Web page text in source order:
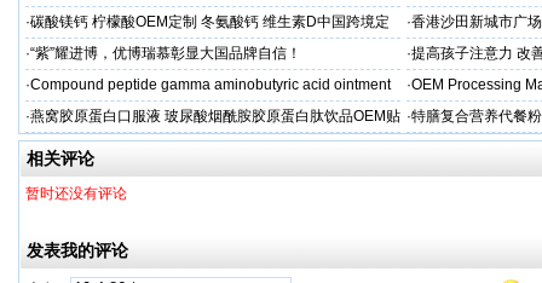
aps
·碳酸镁钙 柠檬酸OEM定制 冬氨酸钙 维生素D中国跨境定
制
·香港沙田新城市广
·“紫”耀进博，优博瑞慕彰显大国品牌自信！ ·提高孩子注意力 改
·Compound peptide gamma aminobutyric acid ointment ·OEM Processing
·燕窝胶原蛋白口服液 玻尿酸烟酰胺胶原蛋白肽饮品OEM贴
牌
·特膳复合营养代餐
牌代工
相关评论
暂时还没有评论
发表我的评论